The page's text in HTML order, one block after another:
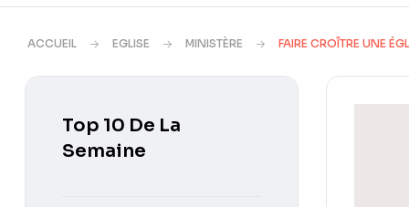
ACCUEIL EGLISE MINISTÈRE FAIRE CROÎTRE UNE
Top 10 De La
Semaine